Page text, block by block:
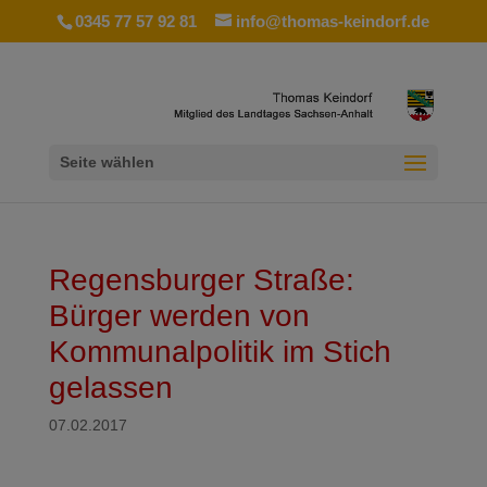
0345 77 57 92 81 info@thomas-keindorf.de
Seite wählen
Regensburger Straße:
Bürger werden von
Kommunalpolitik im Stich
gelassen
07.02.2017